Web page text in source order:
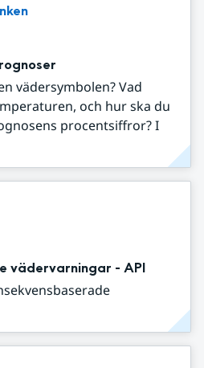
vädersymbolen? Vad
och hur ska du
procentsiffror? I
vädervarningar - API